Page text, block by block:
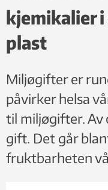
kjemikalier i
plast
Miljøgifter er
påvirker helsa
til miljøgifter. Av
gift. Det går
fruktbarheten